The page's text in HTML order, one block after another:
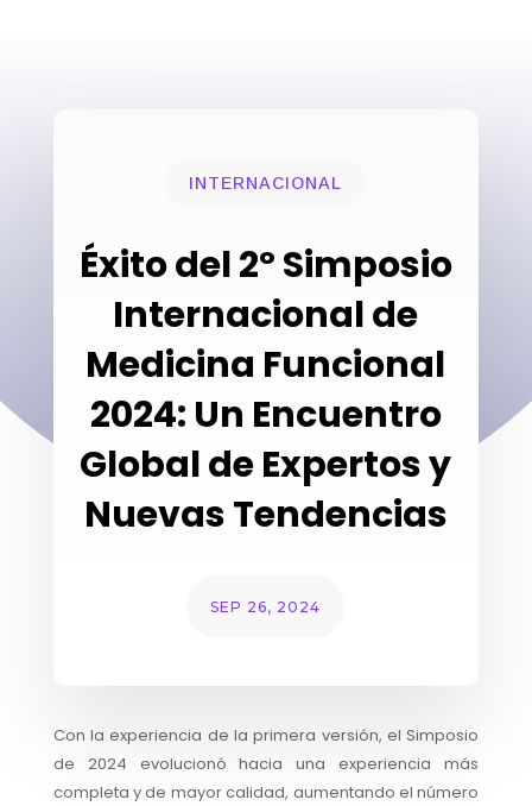
INTERNACIONAL
Éxito del 2º Simposio
Internacional de
Medicina Funcional
2024: Un Encuentro
Global de Expertos y
Nuevas Tendencias
SEP 26, 2024
Con la experiencia de la primera versión, el Simposio
de 2024 evolucionó hacia una experiencia más
completa y de mayor calidad, aumentando el número